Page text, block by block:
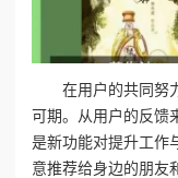
在用户的共同努力
可期。从用户的反馈
是新功能对提升工作
意推荐给身边的朋友